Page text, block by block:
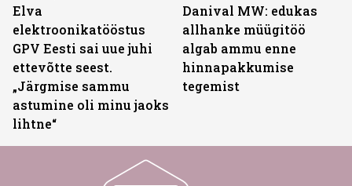
Elva
elektroonikatööstus
GPV Eesti sai uue juhi
ettevõtte seest.
„Järgmise sammu
astumine oli minu jaoks
lihtne“
Danival MW: edukas
allhanke müügitöö
algab ammu enne
hinnapakkumise
tegemist